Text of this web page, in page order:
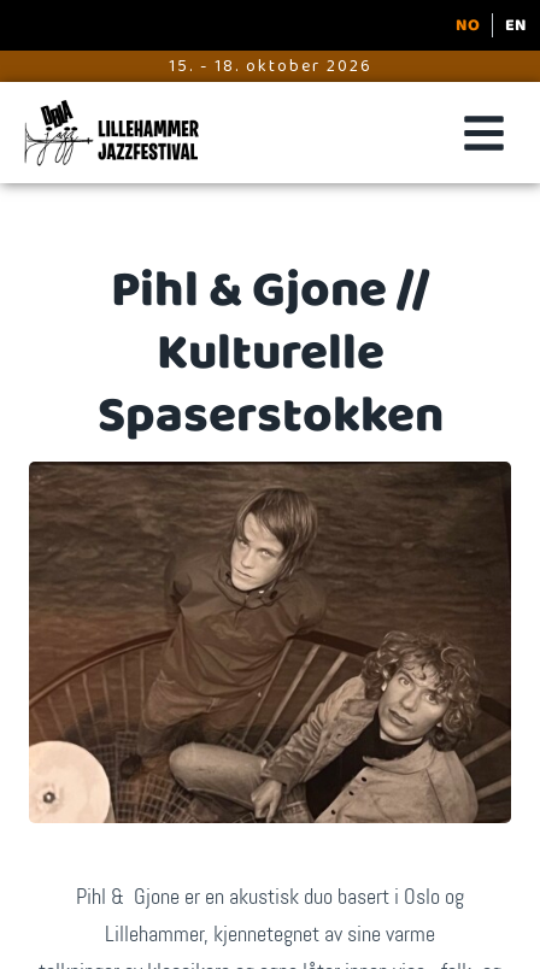
NO EN
15. - 18. oktober 2026
Pihl & Gjone //
Kulturelle
Spaserstokken
Pihl & Gjone er en akustisk duo basert i Oslo og
Lillehammer, kjennetegnet av sine varme